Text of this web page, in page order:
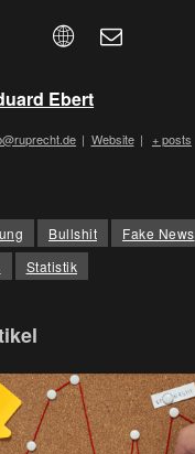
Ebert
| Website | + posts
Bullshit
Fake News
Statistik